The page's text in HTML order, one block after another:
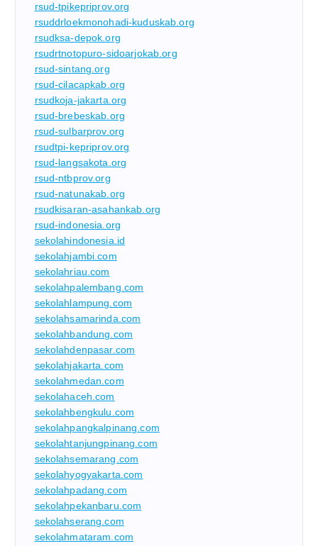
rsud-tpikepriprov.org
rsuddrloekmonohadi-kuduskab.org
rsudksa-depok.org
rsudrtnotopuro-sidoarjokab.org
rsud-sintang.org
rsud-cilacapkab.org
rsudkoja-jakarta.org
rsud-brebeskab.org
rsud-sulbarprov.org
rsudtpi-kepriprov.org
rsud-langsakota.org
rsud-ntbprov.org
rsud-natunakab.org
rsudkisaran-asahankab.org
rsud-indonesia.org
sekolahindonesia.id
sekolahjambi.com
sekolahriau.com
sekolahpalembang.com
sekolahlampung.com
sekolahsamarinda.com
sekolahbandung.com
sekolahdenpasar.com
sekolahjakarta.com
sekolahmedan.com
sekolahaceh.com
sekolahbengkulu.com
sekolahpangkalpinang.com
sekolahtanjungpinang.com
sekolahsemarang.com
sekolahyogyakarta.com
sekolahpadang.com
sekolahpekanbaru.com
sekolahserang.com
sekolahmataram.com